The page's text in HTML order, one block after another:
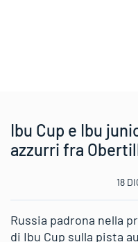
Ibu Cup e Ibu
azzurri fra
18
Russia padrona nella
di Ibu Cup sulla pista